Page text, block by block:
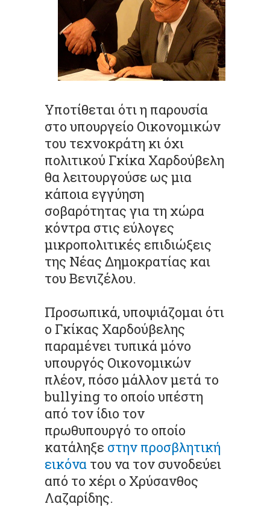
Υποτίθεται ότι η παρουσία
στο υπουργείο Οικονομικών
του τεχνοκράτη κι όχι
πολιτικού Γκίκα Χαρδούβελη
θα λειτουργούσε ως μια
κάποια εγγύηση
σοβαρότητας για τη χώρα
κόντρα στις εύλογες
μικροπολιτικές επιδιώξεις
της Νέας Δημοκρατίας και
του Βενιζέλου.
Προσωπικά, υποψιάζομαι ότι
ο Γκίκας Χαρδούβελης
παραμένει τυπικά μόνο
υπουργός Οικονομικών
πλέον, πόσο μάλλον μετά το
bullying το οποίο υπέστη
από τον ίδιο τον
πρωθυπουργό το οποίο
κατάληξε στην προσβλητική
εικόνα του να τον συνοδεύει
από το χέρι ο Χρύσανθος
Λαζαρίδης.